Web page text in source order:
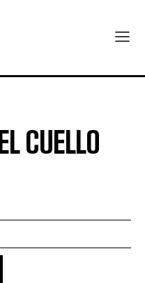
CUELLO